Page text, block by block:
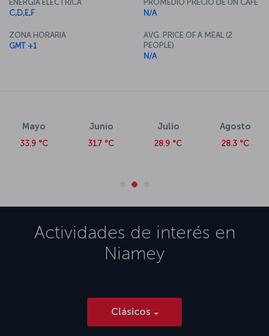
ENERGÍA ELÉCTRICA
C,D,E,F
ZONA HORARIA
GMT +1
PROMEDIO PRECIO DE UN CAFÉ
N/A
AVG. PRICE OF A MEAL (2
PEOPLE)
N/A
Mayo
33.9 °C
Junio
31.7 °C
Julio
28.9 °C
Agosto
28.3 °C
Actividades de interés en
Niamey
Clásicos